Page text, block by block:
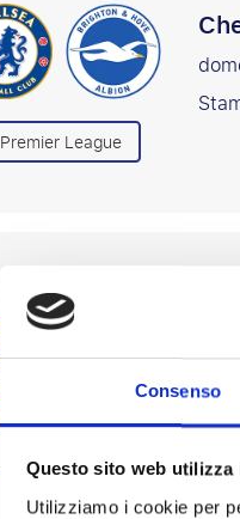
Consenso
Questo sito web utilizza
Utilizziamo i cookie per
Premier League